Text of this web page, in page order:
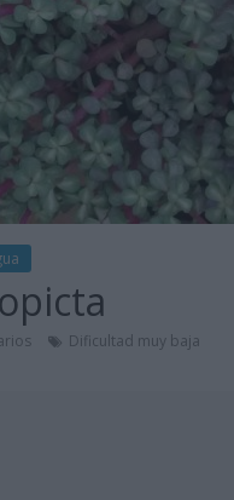
Dificultad muy baja